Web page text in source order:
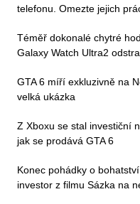
telefonu. Omezte jejich
Téměř dokonalé chytré
Galaxy Watch Ultra2
GTA 6 míří exkluzivně na
velká ukázka
Z Xboxu se stal investiční
jak se prodává GTA 6
Konec pohádky o
investor z filmu Sázka na